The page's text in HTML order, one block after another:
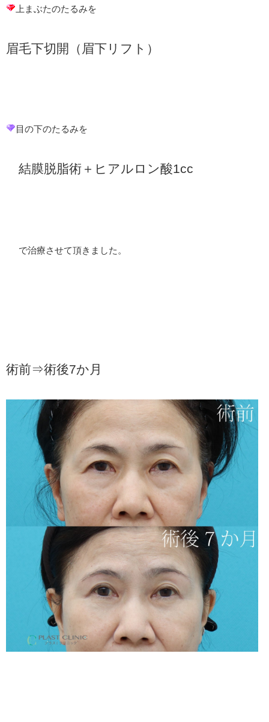
上まぶたのたるみを
眉毛下切開（眉下リフト）
目の下のたるみを
結膜脱脂術＋ヒアルロン酸1cc
で治療させて頂きました。
術前⇒術後7か月